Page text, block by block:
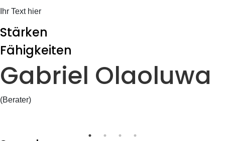
Ihr Text hier
Stärken
Fähigkeiten
Gabriel Olaoluwa
(Berater)